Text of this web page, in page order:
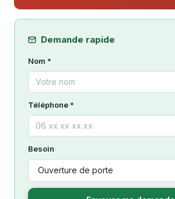
Demande rapide
Nom *
Téléphone *
Besoin